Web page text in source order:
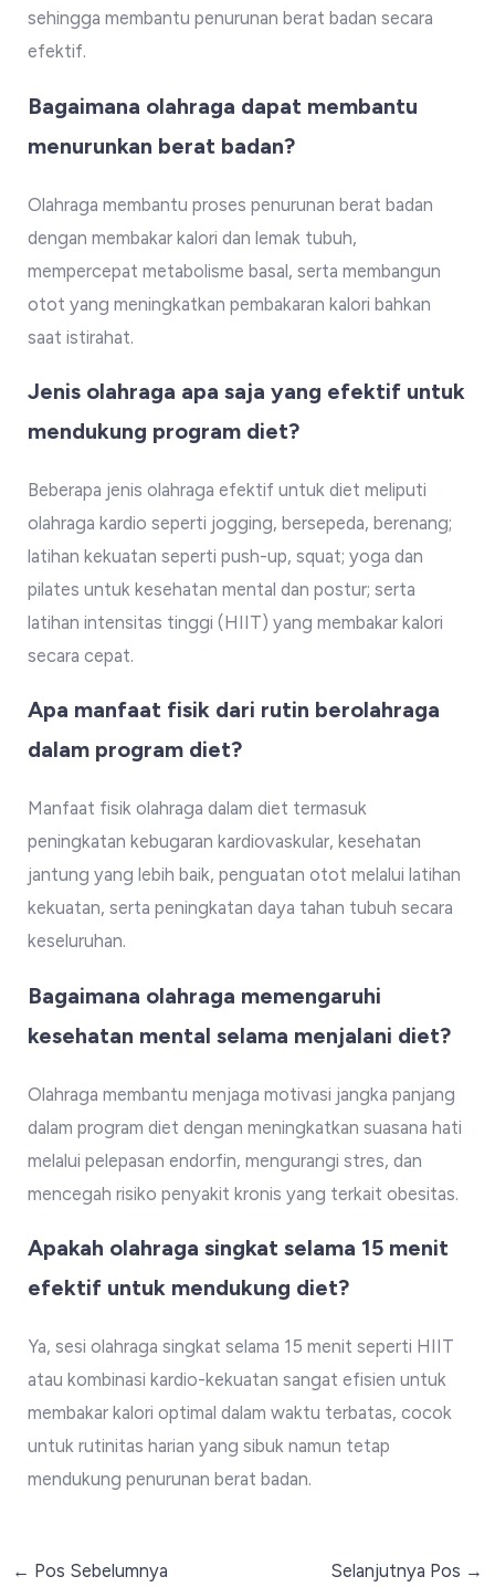
sehingga membantu penurunan berat badan secara
efektif.
Bagaimana olahraga dapat membantu
menurunkan berat badan?
Olahraga membantu proses penurunan berat badan
dengan membakar kalori dan lemak tubuh,
mempercepat metabolisme basal, serta membangun
otot yang meningkatkan pembakaran kalori bahkan
saat istirahat.
Jenis olahraga apa saja yang efektif untuk
mendukung program diet?
Beberapa jenis olahraga efektif untuk diet meliputi
olahraga kardio seperti jogging, bersepeda, berenang;
latihan kekuatan seperti push-up, squat; yoga dan
pilates untuk kesehatan mental dan postur; serta
latihan intensitas tinggi (HIIT) yang membakar kalori
secara cepat.
Apa manfaat fisik dari rutin berolahraga
dalam program diet?
Manfaat fisik olahraga dalam diet termasuk
peningkatan kebugaran kardiovaskular, kesehatan
jantung yang lebih baik, penguatan otot melalui latihan
kekuatan, serta peningkatan daya tahan tubuh secara
keseluruhan.
Bagaimana olahraga memengaruhi
kesehatan mental selama menjalani diet?
Olahraga membantu menjaga motivasi jangka panjang
dalam program diet dengan meningkatkan suasana hati
melalui pelepasan endorfin, mengurangi stres, dan
mencegah risiko penyakit kronis yang terkait obesitas.
Apakah olahraga singkat selama 15 menit
efektif untuk mendukung diet?
Ya, sesi olahraga singkat selama 15 menit seperti HIIT
atau kombinasi kardio-kekuatan sangat efisien untuk
membakar kalori optimal dalam waktu terbatas, cocok
untuk rutinitas harian yang sibuk namun tetap
mendukung penurunan berat badan.
Post
← Pos Sebelumnya Selanjutnya Pos →